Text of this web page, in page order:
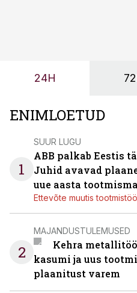
24H
ENIMLOETUD
1
SUUR LUGU
ABB palkab Eestis
Juhid avavad
uue aasta
Ettevõte muutis
2
MAJANDUSTULEMUSED
Kehra
kasumi ja uus
plaanitust varem